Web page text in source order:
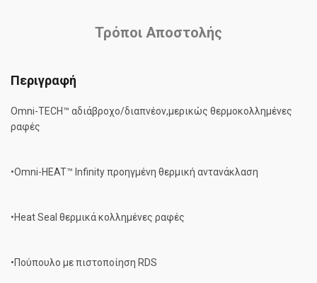
Τρόποι Αποστολής
Περιγραφή
Omni-TECH™ αδιάβροχο/διαπνέον,μερικώς θερμοκολλημένες
ραφές
•Omni-HEAT™ Infinity προηγμένη θερμική αντανάκλαση
•Heat Seal θερμικά κολλημένες ραφές
•Πούπουλο με πιστοποίηση RDS